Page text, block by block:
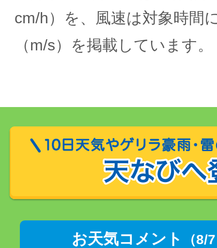
cm/h）を、風速は対象時間
（m/s）を掲載しています。
お天気コメント （8/